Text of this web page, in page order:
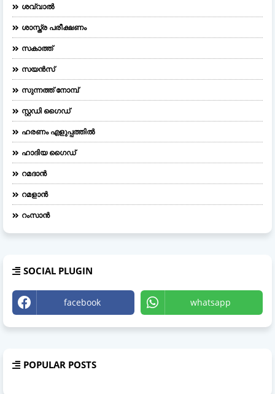
ശവ്വാൽ
ശാസ്ത്ര പരീക്ഷണം
സകാത്ത്
സയൻസ്
സുന്നത്ത് നോമ്പ്
സ്റ്റഡി ഗൈഡ്
ഹരണം എളുപ്പത്തിൽ
ഹാദിയ ഗൈഡ്
റമദാൻ
റമളാൻ
റംസാൻ
SOCIAL PLUGIN
facebook whatsapp
POPULAR POSTS